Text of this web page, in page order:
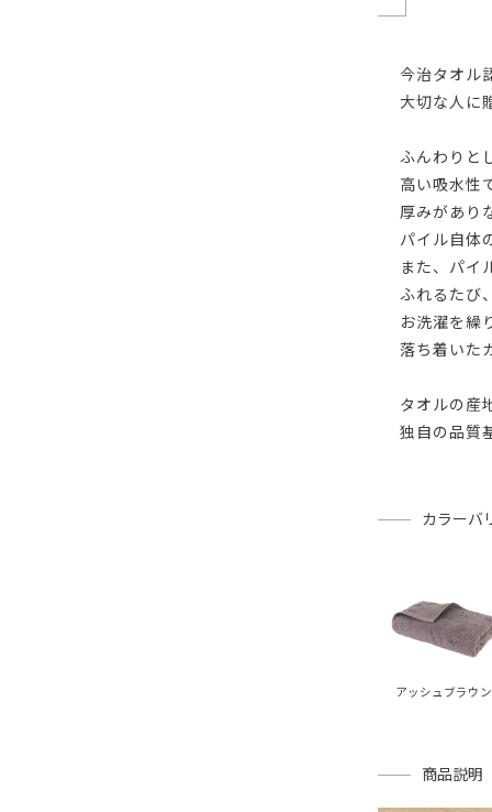
今治タオル
大切な人に
ふんわりと
高い吸水性
厚みがあり
パイル自体
また、パイ
ふれるたび
お洗濯を繰
落ち着いた
タオルの産
独自の品質
カラーバ
アッシュブラウン
商品説明